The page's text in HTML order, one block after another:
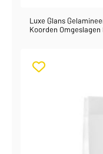
Luxe Glans
Koorden